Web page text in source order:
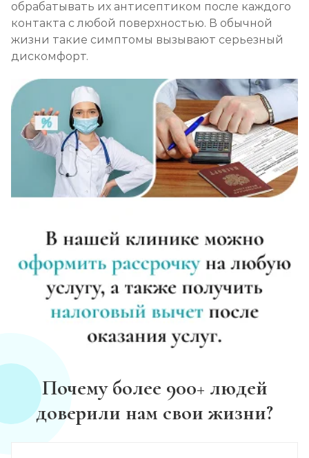
обрабатывать их антисептиком после каждого
контакта с любой поверхностью. В обычной
жизни такие симптомы вызывают серьезный
дискомфорт.
Почему более 900+ людей
доверили нам свои жизни?